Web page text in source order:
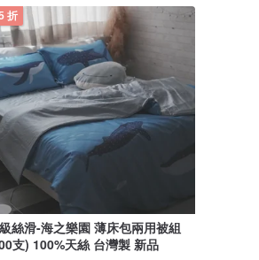
折
絲滑-海之樂園 薄床包兩用被組
支) 100%天絲 台灣製 新品